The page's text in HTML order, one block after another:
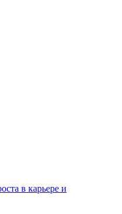
в карьере и